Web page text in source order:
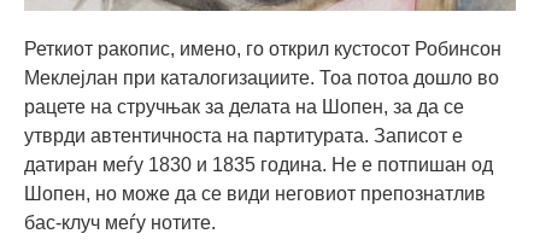
Реткиот ракопис, имено, го открил кустосот Робинсон
Меклејлан при каталогизациите. Тоа потоа дошло во
рацете на стручњак за делата на Шопен, за да се
утврди автентичноста на партитурата. Записот е
датиран меѓу 1830 и 1835 година. Не е потпишан од
Шопен, но може да се види неговиот препознатлив
бас-клуч меѓу нотите.